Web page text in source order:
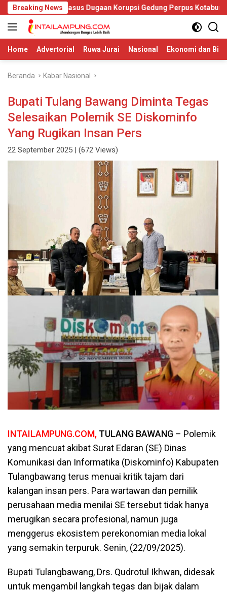
Langsung
ke
konten
Breaking News
Kasus Dugaan Korupsi Gedung Perpus Kotabumi
Home Advertorial Ruwa Jurai Nasional Ekonomi dan
Beranda Kabar Nasional
Bupati Tulang Bawang Diminta Tegas
Selesaikan Polemik SE Diskominfo
Yang Rugikan Insan Pers
22 September 2025 | (672 Views)
INTAILAMPUNG.COM, TULANG BAWANG – Polemik
yang mencuat akibat Surat Edaran (SE) Dinas
Komunikasi dan Informatika (Diskominfo) Kabupaten
Tulangbawang terus menuai kritik tajam dari
kalangan insan pers. Para wartawan dan pemilik
perusahaan media menilai SE tersebut tidak hanya
merugikan secara profesional, namun juga
menggerus ekosistem perekonomian media lokal
yang semakin terpuruk. Senin, (22/09/2025).
Bupati Tulangbawang, Drs. Qudrotul Ikhwan, didesak
untuk mengambil langkah tegas dan bijak dalam